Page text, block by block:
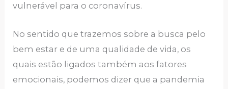
vulnerável para o coronavírus.
No sentido que trazemos sobre a busca pelo
bem estar e de uma qualidade de vida, os
quais estão ligados também aos fatores
emocionais, podemos dizer que a pandemia